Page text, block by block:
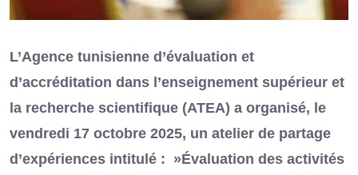
L’Agence tunisienne d’évaluation et
d’accréditation dans l’enseignement supérieur et
la recherche scientifique (ATEA) a organisé, le
vendredi 17 octobre 2025, un atelier de partage
d’expériences intitulé : »Évaluation des activités